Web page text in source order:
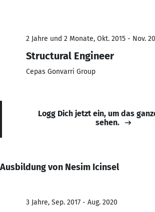
2 Jahre und 2 Monate, Okt. 2015 - Nov.
Structural Engineer
Cepas Gonvarri Group
Logg Dich jetzt ein, um das
sehen.
Ausbildung von Nesim Icinsel
3 Jahre, Sep. 2017 - Aug. 2020